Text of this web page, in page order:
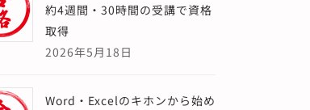
約4週間・30時間の受講で資格
取得
2026年5月18日
Word・Excelのキホンから始め